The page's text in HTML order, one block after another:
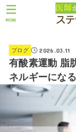
MENU
ブログ 2026.03.11
有酸素運動 脂
ネルギーにな